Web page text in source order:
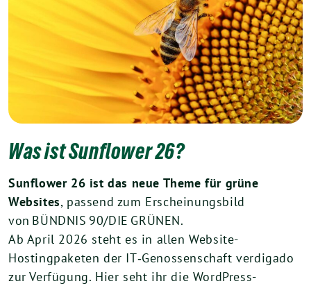
Was ist Sunflower 26?
Sunflower 26 ist das neue Theme für grüne
Websites, passend zum Erscheinungsbild
von BÜNDNIS 90/DIE GRÜNEN.
Ab April 2026 steht es in allen Website-
Hostingpaketen der IT‑Genossenschaft verdigado
zur Verfügung. Hier seht ihr die WordPress-